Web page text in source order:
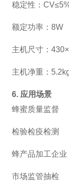
稳定性：
额定功率： 8W
主机尺寸：
主机净重：
6. 应用场景
蜂蜜质量监督
检验检疫检测
蜂产品加工企业
市场监管抽检